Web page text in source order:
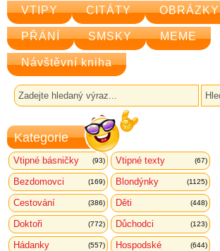
VTIPY CITÁTY OBRÁZKY
PŘÁNÍ SMSKY MEME
Návštěvní kniha
Kategorie
Vtipné básničky (93) Vtipné texty (67)
Bezdomovci (169) Blondýnky (1125)
Cestování (386) Děti (448)
Doktoři (772) Důchodci (123)
Hádanky (557) Hospodské (644)